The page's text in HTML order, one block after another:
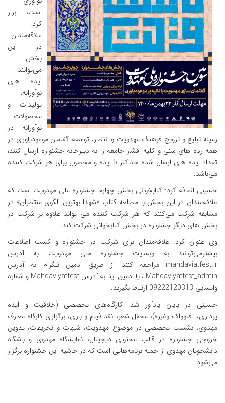
است، ابراز
کرد:
علاقه‌مندان
در این
بخش
می‌توانند
ایده های
نوآورانه،
تولیدات و
محصولات
نوآورانه در
زمینه تبلیغ و ترویج فرهنگ مهدویت و انتظار، توسعه گفتمان موعودیاوری در
همه رده های سنی و کلیه اقشار جامعه را به دبیرخانه جشنواره ارسال کنند؛
تعداد ایده های ارسال شده حداکثر 5 ایده و محصول برای هر شرکت کننده
می‌باشد.
حسینی اضافه کرد: کتابخوانی بخش چهارم جشنواره ملی مهدویت است که
علاقه‌مندان در این بخش با مطالعه کتاب «شهدا بهترین الگوی منتظران» در
مسابقه شرکت می‌کنند که هر شرکت کننده می تواند علاوه بر شرکت در
بخش های دیگر جشنواره در بخش کتابخوانی شرکت کند.
وی عنوان کرد: علاقه‌مندان برای شرکت در جشنواره و کسب اطلاعات
بیشترمی‌توانند به وبسایت جشنواره ملی مهدویت به آدرس
mahdaviatfest.ir مراجعه کنند از طریق ادمین تلگرام به آدرس
Mahdaviyatfest_admin ، یا ادمین ایتا به آدرس Mahdaviyatfest و شماره
واتساپی 09222120313 ارتباط بگیرند.
حسینی در پایان یادآور شد: کارگاه‌های تخصصی (خلاقیت و ایده
پردازی، فتوواک وغیره)، محفل شعر، نقد فیلم و بازی، برگزاری کارگاه معارف
مهدوی، نشست تخصصی در موضوع مهدویت، شبهات و تحریفات، تدوین
خروجی جشنواره در قالب محتوای دیجیتال، نمایشگاه مهدوی و باشگاه
دانشجویان مهدوی از جمله برنامه‌هایی است که در حاشیه این جشنواره برگزار
می‌شود.